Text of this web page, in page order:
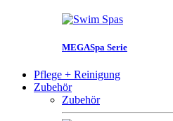
MEGASpa Serie
Pflege + Reinigung
Zubehör
Zubehör